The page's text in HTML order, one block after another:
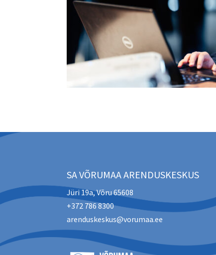
SA VÕRUMAA ARENDUSKESKUS
Jüri 19a, Võru 65608
+372 786 8300
arenduskeskus@vorumaa.ee